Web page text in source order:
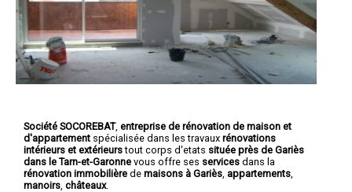
Société SOCOREBAT, entreprise de rénovation de maison et
d'appartement spécialisée dans les travaux rénovations
intérieurs et extérieurstout corps d'etats située près de Gariès
dans le Tarn-et-Garonne vous offre ses services dans la
rénovation immobilière de maisons à Gariès appartements
manoirs châteaux.